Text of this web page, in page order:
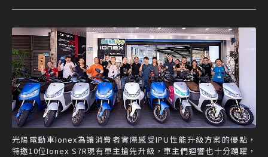
光陽電動車Ionex為讓消費者實際感受IPU性能升級方案的優點，
特邀10位Ionex S7R現有車主搶先升級，車主們迴響也十分踴躍，